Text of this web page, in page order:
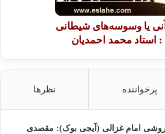
یا وسوسه‌های شیطانی
: استاد محمد احمدیان
پرخواننده نظرها
امام غزالی (آیجی بوک): مقصدی